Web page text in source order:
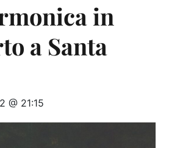
in
a Santa
@ 21:15